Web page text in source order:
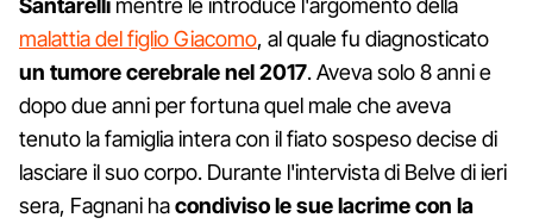
Santarelli mentre le introduce l'argomento della
malattia del figlio Giacomo, al quale fu diagnosticato
un tumore cerebrale nel 2017. Aveva solo 8 anni e
dopo due anni per fortuna quel male che aveva
tenuto la famiglia intera con il fiato sospeso decise di
lasciare il suo corpo. Durante l'intervista di Belve di ieri
sera, Fagnani hacondiviso le sue lacrime con la